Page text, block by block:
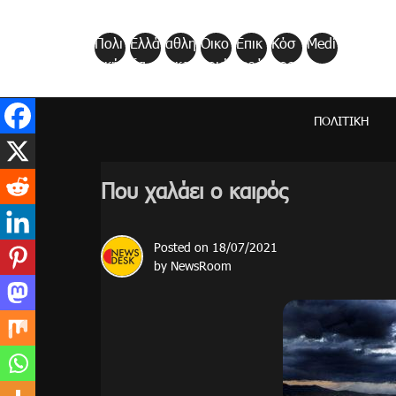
Πολι
τική
Ελλά
δα
αθλη
τικα
Οικο
νομί
Επικ
αιρό
Κόσ
μος
Medi
a
ΠΟΛΙΤΙΚΉ
Που χαλάει ο καιρός
Posted on 18/07/2021
by NewsRoom